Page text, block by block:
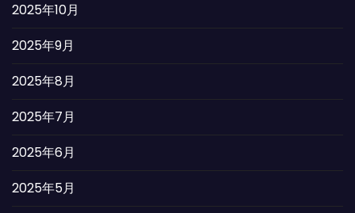
2025年10月
2025年9月
2025年8月
2025年7月
2025年6月
2025年5月